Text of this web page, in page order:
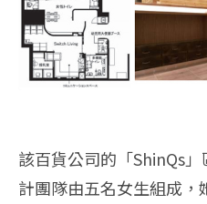
該百貨公司的「ShinQs
計團隊由五名女生組成，